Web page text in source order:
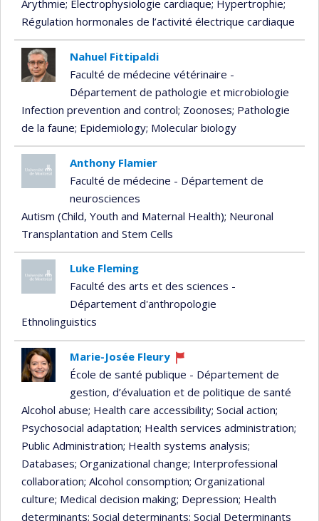
Arythmie; Électrophysiologie cardiaque; Hypertrophie;
Régulation hormonales de l’activité électrique cardiaque
Nahuel Fittipaldi
Faculté de médecine vétérinaire -
Département de pathologie et microbiologie
Infection prevention and control; Zoonoses; Pathologie
de la faune; Epidemiology; Molecular biology
Anthony Flamier
Faculté de médecine - Département de
neurosciences
Autism (Child, Youth and Maternal Health); Neuronal
Transplantation and Stem Cells
Luke Fleming
Faculté des arts et des sciences -
Département d'anthropologie
Ethnolinguistics
Marie-Josée Fleury
Currently
recruiting
École de santé publique - Département de
gestion, d’évaluation et de politique de santé
Alcohol abuse; Health care accessibility; Social action;
Psychosocial adaptation; Health services administration;
Public Administration; Health systems analysis;
Databases; Organizational change; Interprofessional
collaboration; Alcohol consomption; Organizational
culture; Medical decision making; Depression; Health
determinants; Social determinants; Social Determinants